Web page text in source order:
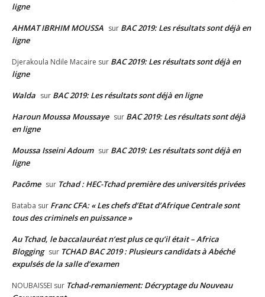
ligne
AHMAT IBRHIM MOUSSA sur BAC 2019: Les résultats sont déjà en
ligne
Djerakoula Ndile Macaire sur BAC 2019: Les résultats sont déjà en
ligne
Walda sur BAC 2019: Les résultats sont déjà en ligne
Haroun Moussa Moussaye sur BAC 2019: Les résultats sont déjà
en ligne
Moussa Isseini Adoum sur BAC 2019: Les résultats sont déjà en
ligne
Pacôme sur Tchad : HEC-Tchad première des universités privées
Bataba sur Franc CFA: « Les chefs d’Etat d’Afrique Centrale sont
tous des criminels en puissance »
Au Tchad, le baccalauréat n’est plus ce qu’il était – Africa
Blogging sur TCHAD BAC 2019 : Plusieurs candidats à Abéché
expulsés de la salle d’examen
NOUBAISSEI sur Tchad-remaniement: Décryptage du Nouveau